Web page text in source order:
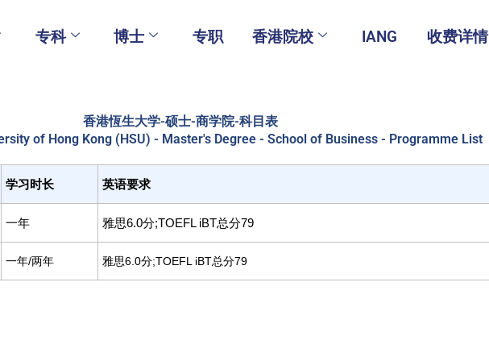
专科 博士 专职 香港院校 IANG 收费详情
香港恆生大学-硕士-商学院-科目表
of Hong Kong (HSU) - Master's Degree - School of Business - Programme List
学习时长 英语要求
一年 雅思6.0分;TOEFL iBT总分79
一年/两年 雅思6.0分;TOEFL iBT总分79